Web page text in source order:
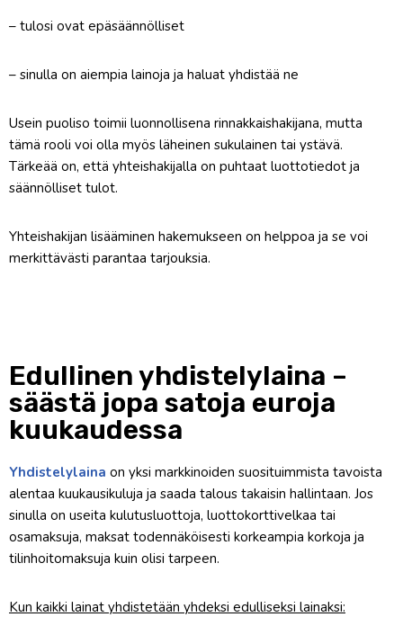
– tulosi ovat epäsäännölliset
– sinulla on aiempia lainoja ja haluat yhdistää ne
Usein puoliso toimii luonnollisena rinnakkaishakijana, mutta
tämä rooli voi olla myös läheinen sukulainen tai ystävä.
Tärkeää on, että yhteishakijalla on puhtaat luottotiedot ja
säännölliset tulot.
Yhteishakijan lisääminen hakemukseen on helppoa ja se voi
merkittävästi parantaa tarjouksia.
Edullinen yhdistelylaina –
säästä jopa satoja euroja
kuukaudessa
Yhdistelylaina on yksi markkinoiden suosituimmista tavoista
alentaa kuukausikuluja ja saada talous takaisin hallintaan. Jos
sinulla on useita kulutusluottoja, luottokorttivelkaa tai
osamaksuja, maksat todennäköisesti korkeampia korkoja ja
tilinhoitomaksuja kuin olisi tarpeen.
Kun kaikki lainat yhdistetään yhdeksi edulliseksi lainaksi: